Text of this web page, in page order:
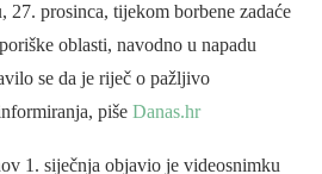
27. prosinca, tijekom borbene zadaće
oblasti, navodno u napadu
se da je riječ o pažljivo
piše Danas.hr
1. siječnja objavio je videosnimku